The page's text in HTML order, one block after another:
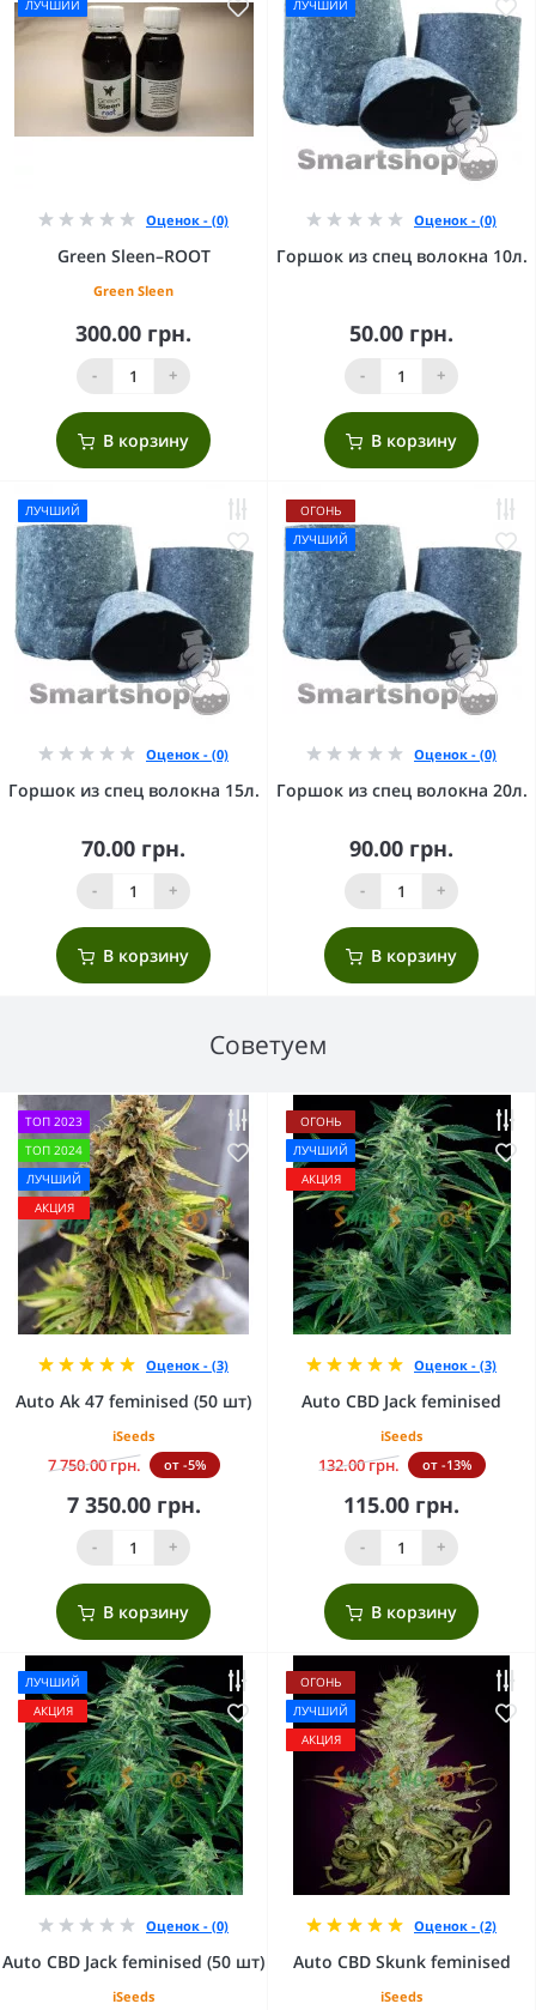
ЛУЧШИЙ
Оценок - (0)
Green Sleen–ROOT
Green Sleen
300.00 грн.
- +
В корзину
ЛУЧШИЙ
Оценок - (0)
Горшок из спец волокна 10л.
50.00 грн.
- +
В корзину
ЛУЧШИЙ
Оценок - (0)
Горшок из спец волокна 15л.
70.00 грн.
- +
В корзину
ОГОНЬ
ЛУЧШИЙ
Оценок - (0)
Горшок из спец волокна 20л.
90.00 грн.
- +
В корзину
Советуем
ТОП 2023
ТОП 2024
ЛУЧШИЙ
АКЦИЯ
Оценок - (3)
Auto Ak 47 feminised (50 шт)
iSeeds
7 750.00 грн. от -5%
7 350.00 грн.
- +
В корзину
ОГОНЬ
ЛУЧШИЙ
АКЦИЯ
Оценок - (3)
Auto CBD Jack feminised
iSeeds
132.00 грн. от -13%
115.00 грн.
- +
В корзину
ЛУЧШИЙ
АКЦИЯ
Оценок - (0)
Auto CBD Jack feminised (50 шт)
iSeeds
ОГОНЬ
ЛУЧШИЙ
АКЦИЯ
Оценок - (2)
Auto CBD Skunk feminised
iSeeds